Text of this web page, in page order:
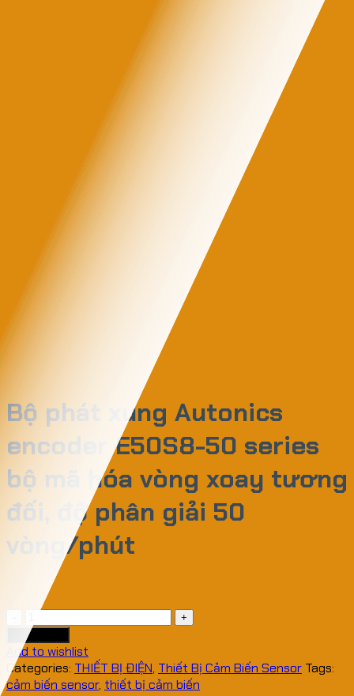
Bộ phát xung Autonics
encoder E50S8-50 series
bộ mã hóa vòng xoay tương
đối, độ phân giải 50
vòng/phút
phát
xung
Autonics
encoder
Add to cart
Add to wishlist
Categories: THIẾT BỊ ĐIỆN, Thiết Bị Cảm Biến Sensor Tags:
cảm biến sensor, thiết bị cảm biến